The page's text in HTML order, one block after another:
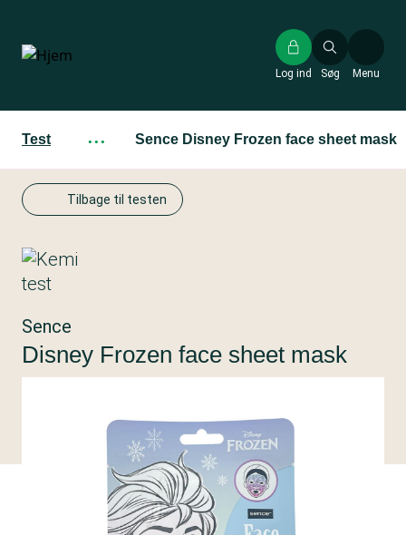
hovedindhold
Søg
Log ind Menu
Test ··· Sence Disney Frozen face sheet mask
Tilbage til testen
Sence
Disney Frozen face sheet mask